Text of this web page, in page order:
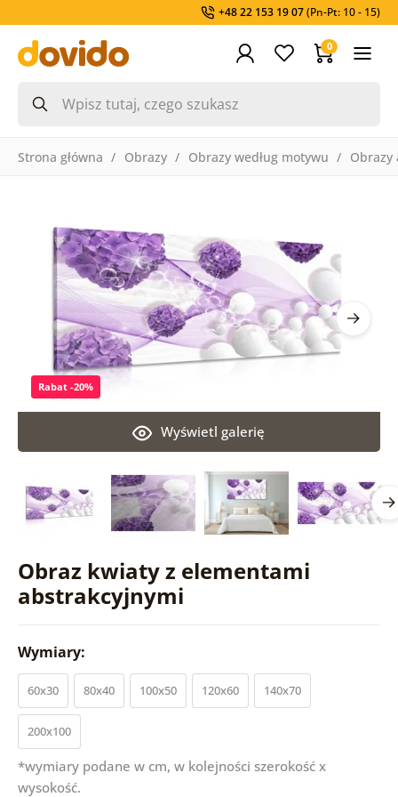
+48 22 153 19 07(Pn-Pt: 10 - 15)
0
Strona główna Obrazy Obrazy według motywu Obrazy
Obraz kwiaty z elementami
abstrakcyjnymi
Wyświetl galerię
Rabat -20%
Wymiary:
60x30 80x40 100x50 120x60 140x70
200x100
*wymiary podane w cm, w kolejności szerokość x
wysokość.